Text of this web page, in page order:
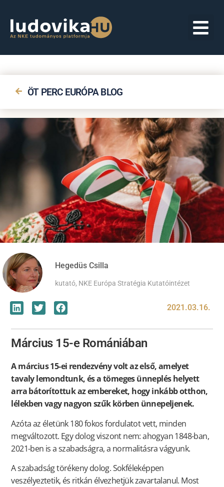
ÖT PERC EURÓPA BLOG
Hegedüs Csilla
kutató, NKE Európa Stratégia Kutatóintézet
2021.03.16.
Március 15-e Romániában
A március 15-ei rendezvény volt az első, amelyet
tavaly lemondtunk, és a tömeges ünneplés helyett
arra bátorítottuk az embereket, hogy inkább otthon,
lélekben vagy nagyon szűk körben ünnepeljenek.
Azóta az életünk 180 fokos fordulatot vett, minden
megváltozott. Egy dolog viszont nem: ahogyan 1848-ban,
2021-ben is a szabadságra, a normalitásra vágyunk.
A szabadság törékeny dolog. Sokféleképpen
veszélyeztetik, és ritkán élvezhetjük zavartalanul. Most